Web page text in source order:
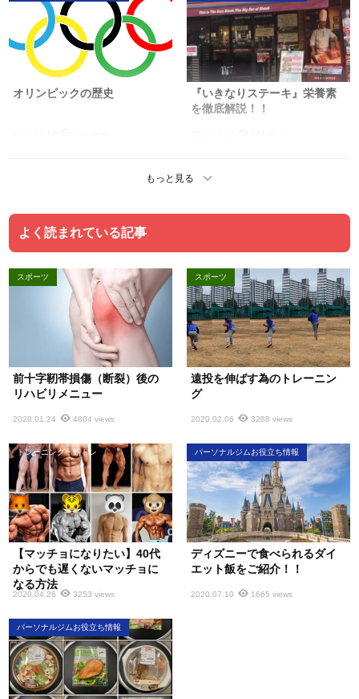
オリンピックの歴史
『いきなりステーキ』栄養素
を徹底解説！！
もっと見る
よく読まれている記事
スポーツ
前十字靭帯損傷（断裂）後の
リハビリメニュー
2020.01.24 4804 views
スポーツ
遠投を伸ばす為のトレーニン
グ
2020.02.06 3288 views
トレーニング・筋トレ
【マッチョになりたい】40代
からでも遅くないマッチョに
なる方法
2020.04.26 3253 views
パーソナルジムお役立ち情報
ディズニーで食べられるダイ
エット飯をご紹介！！
2020.07.10 1665 views
パーソナルジムお役立ち情報